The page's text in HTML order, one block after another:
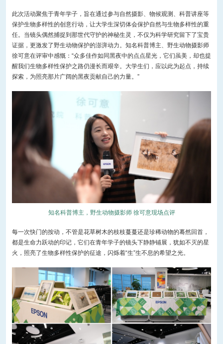
此次活动聚焦于青年学子，旨在通过参与自然摄影、物候观测、科普讲座等
保护生物多样性的创意行动，让大学生深切体会保护自然与生物多样性的重
任。当镜头偶然捕捉到那世代守护的神秘生灵，不仅为科学研究留下了宝贵
证据，更激发了野生动物保护的澎湃动力。知名科普博主、野生动物摄影师
徐可意在评审中感慨：“众多佳作如同黑夜中的点点星光，它们虽美，却也提
醒我们生物多样性保护之路仍漫长而艰辛。大学生们，应以此为起点，持续
探索，为照亮那片广阔的黑夜贡献自己的力量。”
知名科普博主，野生动物摄影师 徐可意现场点评
每一次快门的按动，不管是花草树木的枝枝蔓蔓还是珍稀动物的蓦然回首，
都是生命力跃动的印记，它们在青年学子的镜头下静静铺展，犹如不灭的星
火，照亮了生物多样性保护的征途，闪烁着“生”生不息的希望之光。